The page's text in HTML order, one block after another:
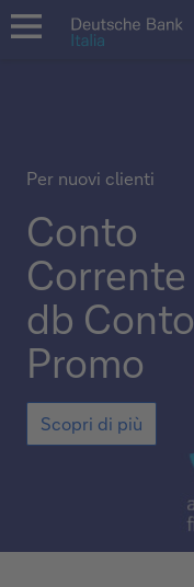
open
Per nuovi clienti
Conto
Corrente
db Conto
Promo
Scopri
di
più
Scopri di più